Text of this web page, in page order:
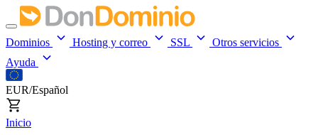
Dominios Hosting y correo SSL
Otros servicios
Ayuda
EUR/Español
Inicio